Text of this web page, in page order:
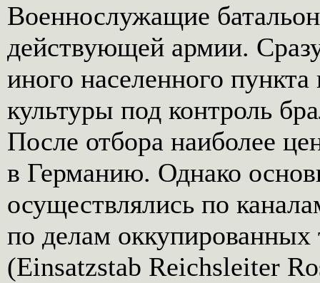
Военнослужащие
действующей армии.
иного населенного
культуры под контроль
После отбора наиболее
в Германию. Однако
осуществлялись по
по делам оккупированных
(Einsatzstab Reichsleiter